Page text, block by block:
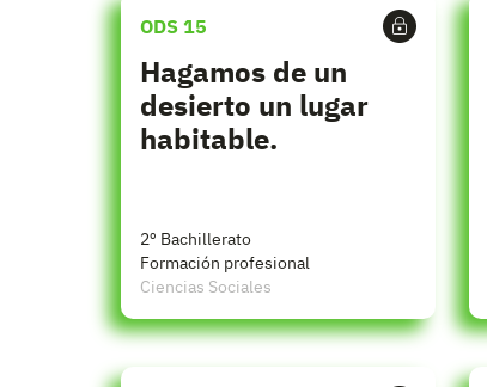
ODS 15
Hagamos de un
desierto un lugar
habitable.
2º Bachillerato
Formación profesional
Ciencias Sociales